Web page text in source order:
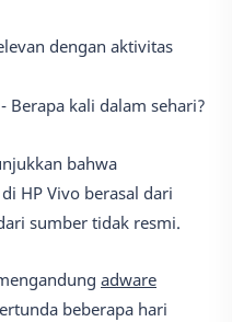
dengan aktivitas
- Berapa kali dalam sehari?
bahwa
HP Vivo berasal dari
sumber tidak resmi.
adware
beberapa hari